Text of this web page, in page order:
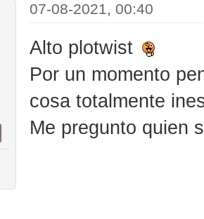
07-08-2021, 00:40
Alto plotwist
Por un momento
cosa totalmente
Me pregunto quien